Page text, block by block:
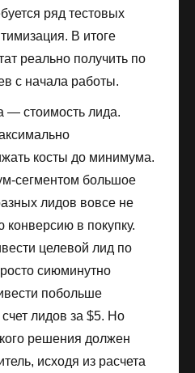
ряд тестовых
В итоге
реально получить по
с начала работы.
— стоимость лида.
косты до минимума.
сегментом большое
лидов вовсе не
конверсию в покупку.
целевой лид по
сиюминутно
побольше
лидов за $5. Но
решения должен
исходя из расчета